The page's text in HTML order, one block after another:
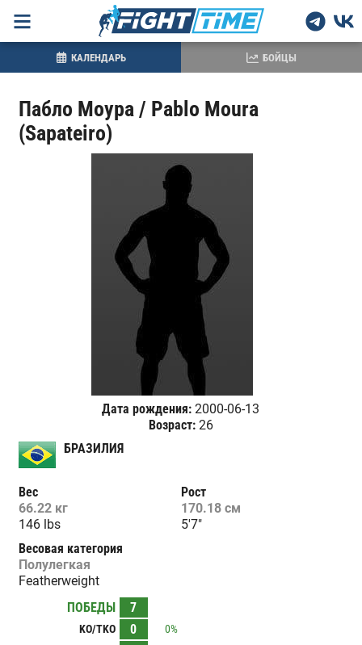
Пабло Моура / Pablo Moura
(Sapateiro)
Дата рождения: 2000-06-13
Возраст:26
БРАЗИЛИЯ
Вес
66.22 кг
146 lbs
Рост
170.18 см
5'7"
Весовая категория
Полулегкая
Featherweight
ПОБЕДЫ
7
KO/TKO 0
0%
КАЛЕНДАРЬ БОЙЦЫ